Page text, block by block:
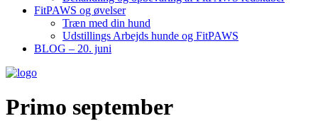
FitPAWS og øvelser
Træn med din hund
Udstillings Arbejds hunde og FitPAWS
BLOG – 20. juni
Primo september